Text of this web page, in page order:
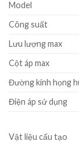
Model
Công suất
Lưu lượng max
Cột áp max
Đường kính họng
Điện áp sử dụng
Vật liệu cấu tạo